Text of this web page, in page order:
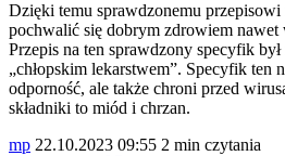
Dzięki temu sprawdzonemu przepisowi
pochwalić się dobrym zdrowiem nawet
Przepis na ten sprawdzony specyfik
„chłopskim lekarstwem”. Specyfik ten
odporność, ale także chroni przed
składniki to miód i chrzan.
mp 22.10.2023 09:55 2 min czytania